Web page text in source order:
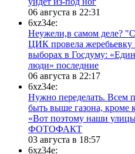
06 августа в 22:31
6xz34e:
Неужели,в самом деле?
ЦИК провела жеребьевку
выборах в Госдуму:
люди» последние
06 августа в 22:17
6xz34e:
Нужно переделать. Всем
быть выше газона, кроме
«Вот поэтому наши
ФОТОФАКТ
03 августа в 18:57
6xz34e: